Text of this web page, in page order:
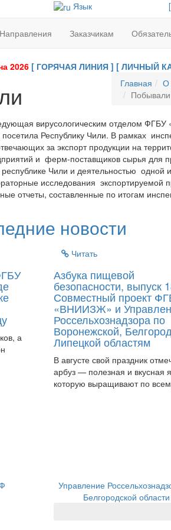
Язык
Направления Заказчикам
2026 [ ГОРЯЧАЯ ЛИНИЯ ] [ ЛИЧНЫЙ
Главная О
вирусологическим отделом
Республику Чили. В рамках
за экспорт продукции на
и ферм-поставщиков сырья для
республике Чили и деятельностью
исследования
отчеты, составленные по итогам
новости
а
Читать
Азбука пищевой
безопасности, выпуск
Совместный проект
«ВНИИЗЖ» и
Россельхознадзора по
Воронежской,
Липецкой областям
В августе свой праздник
арбуз — полезная и вкусная
которую выращивают по
Управление
Белгородской области